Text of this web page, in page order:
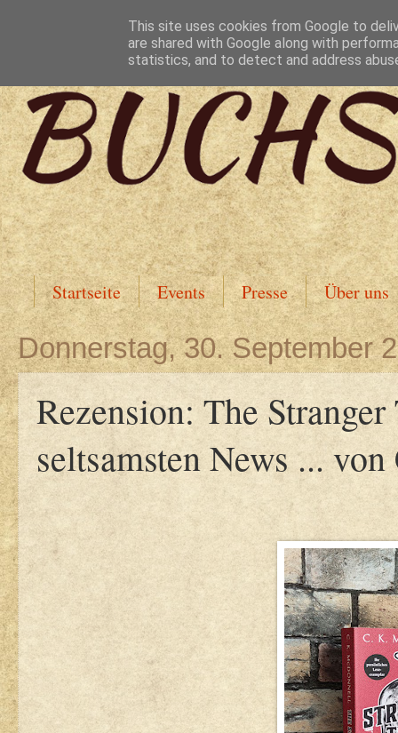
Startseite Events Presse Über uns
Donnerstag, 30. September
Rezension: The
seltsamsten News ...
This site uses cookies from Google to
are shared with Google along with
statistics, and to detect and address